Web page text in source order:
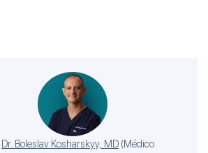
Dr. Boleslav Kosharskyy, MD (Médico